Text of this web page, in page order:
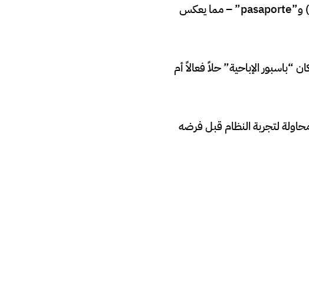
الإعلام الاسباني لقب التطبيق بـ”pajaporte” – مزيج من “paja” (معنى عامي) و”pasaporte” – مما يعكس
“باسبور الإباحية” حلاً فعالاً أم
2027، قد تكون هذه الخطوة محاولة لتجربة النظام قبل فرضه